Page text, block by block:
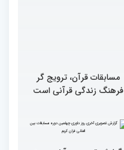
مسابقات قرآن، ترویج گر
فرهنگ زندگی قرآنی است